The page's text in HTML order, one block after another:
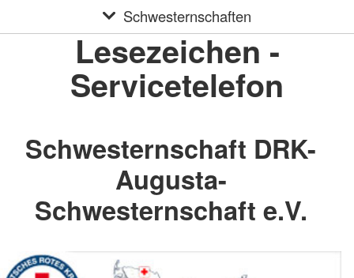
Schwesternschaften
Lesezeichen -
Servicetelefon
Schwesternschaft DRK-
Augusta-
Schwesternschaft e.V.